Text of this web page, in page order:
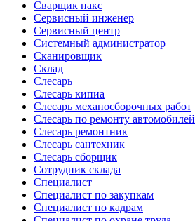
Сварщик накс
Сервисный инженер
Сервисный центр
Системный администратор
Сканировщик
Склад
Слесарь
Слесарь кипиа
Слесарь механосборочных работ
Слесарь по ремонту автомобилей
Слесарь ремонтник
Слесарь сантехник
Слесарь сборщик
Сотрудник склада
Специалист
Специалист по закупкам
Специалист по кадрам